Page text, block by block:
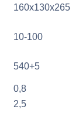
160x130x265
10-100
540+5
0,8
2,5